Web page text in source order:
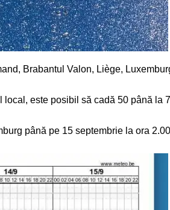
Brabantul Valon, Liège,
este posibil să cadă 50 până la
până pe 15 septembrie la ora